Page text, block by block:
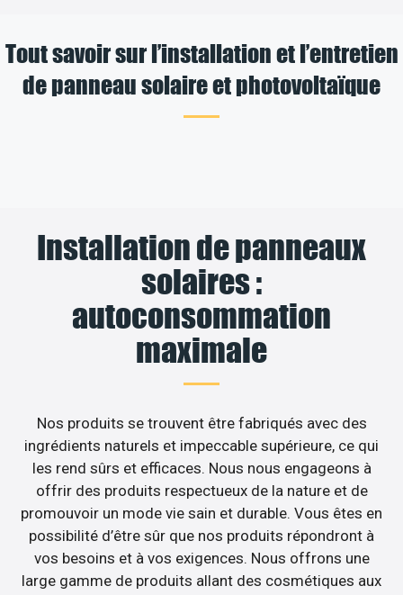
Tout savoir sur l’installation et l’entretien
de panneau solaire et photovoltaïque
Installation de panneaux
solaires :
autoconsommation
maximale
Nos produits se trouvent être fabriqués avec des
ingrédients naturels et impeccable supérieure, ce qui
les rend sûrs et efficaces. Nous nous engageons à
offrir des produits respectueux de la nature et de
promouvoir un mode vie sain et durable. Vous êtes en
possibilité d’être sûr que nos produits répondront à
vos besoins et à vos exigences. Nous offrons une
large gamme de produits allant des cosmétiques aux